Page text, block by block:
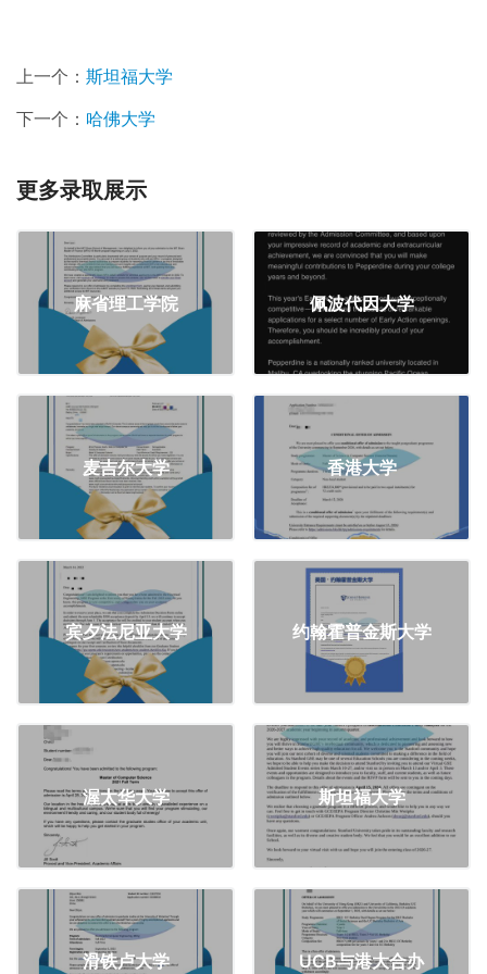
上一个： 斯坦福大学
下一个： 哈佛大学
更多录取展示
麻省理工学院 佩波代因大学
麦吉尔大学 香港大学
宾夕法尼亚大学 约翰霍普金斯大学
渥太华大学 斯坦福大学
滑铁卢大学 UCB与港大合办